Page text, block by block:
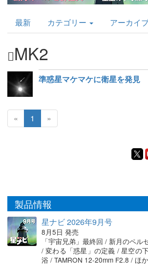
AstroArts
Topics
最新 カテゴリー アーカイ
MK2
準惑星マケマケに衛星を発見
« 1 »
製品情報
星ナビ 2026年9月号
8月5日 発売
「宇宙兄弟」最終回 / 新月のペル
/ 変わる「惑星」の定義 / 星空の
浴 / TAMRON 12-20mm F2.8 / ほか